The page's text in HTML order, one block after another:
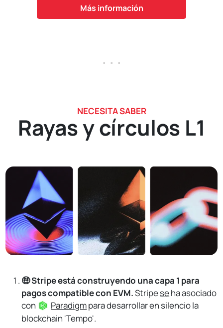
Más información
. . .
NECESITA SABER
Rayas y círculos L1
🤑 Stripe está construyendo una capa 1 para
pagos compatible con EVM.Stripeseha asociado
con
Paradigmpara desarrollar en silencio la
blockchain 'Tempo'.